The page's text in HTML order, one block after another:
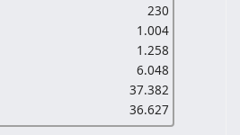
230
1.004
1.258
6.048
37.382
36.627